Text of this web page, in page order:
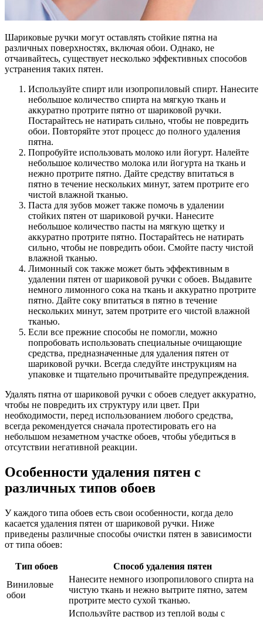
Шариковые ручки могут оставлять стойкие пятна на
различных поверхностях, включая обои. Однако, не
отчаивайтесь, существует несколько эффективных способов
устранения таких пятен.
Используйте спирт или изопропиловый спирт. Нанесите
небольшое количество спирта на мягкую ткань и
аккуратно протрите пятно от шариковой ручки.
Постарайтесь не натирать сильно, чтобы не повредить
обои. Повторяйте этот процесс до полного удаления
пятна.
Попробуйте использовать молоко или йогурт. Налейте
небольшое количество молока или йогурта на ткань и
нежно протрите пятно. Дайте средству впитаться в
пятно в течение нескольких минут, затем протрите его
чистой влажной тканью.
Паста для зубов может также помочь в удалении
стойких пятен от шариковой ручки. Нанесите
небольшое количество пасты на мягкую щетку и
аккуратно протрите пятно. Постарайтесь не натирать
сильно, чтобы не повредить обои. Смойте пасту чистой
влажной тканью.
Лимонный сок также может быть эффективным в
удалении пятен от шариковой ручки с обоев. Выдавите
немного лимонного сока на ткань и аккуратно протрите
пятно. Дайте соку впитаться в пятно в течение
нескольких минут, затем протрите его чистой влажной
тканью.
Если все прежние способы не помогли, можно
попробовать использовать специальные очищающие
средства, предназначенные для удаления пятен от
шариковой ручки. Всегда следуйте инструкциям на
упаковке и тщательно прочитывайте предупреждения.
Удалять пятна от шариковой ручки с обоев следует аккуратно,
чтобы не повредить их структуру или цвет. При
необходимости, перед использованием любого средства,
всегда рекомендуется сначала протестировать его на
небольшом незаметном участке обоев, чтобы убедиться в
отсутствии негативной реакции.
Особенности удаления пятен с
различных типов обоев
У каждого типа обоев есть свои особенности, когда дело
касается удаления пятен от шариковой ручки. Ниже
приведены различные способы очистки пятен в зависимости
от типа обоев:
Тип обоев
Способ удаления пятен
Виниловые
обои
Нанесите немного изопропилового спирта на
чистую ткань и нежно вытрите пятно, затем
протрите место сухой тканью.
Используйте раствор из теплой воды с